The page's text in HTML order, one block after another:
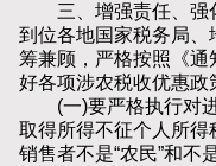
三、增强责任、强
到位各地国家税务局
筹兼顾，严格按照《
好各项涉农税收优惠政
(一)要严格执行对进
取得所得不征个人所得
销售者不是“农民”和不